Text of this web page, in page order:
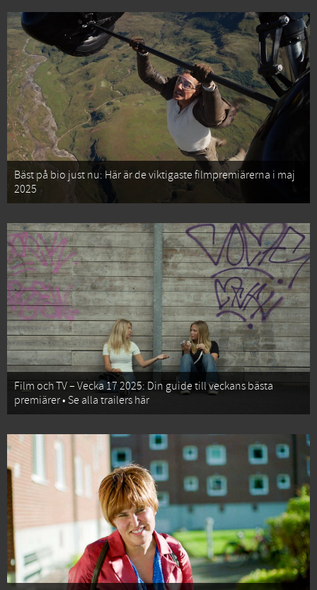
Bäst på bio just nu: Här är de viktigaste filmpremiärerna i maj
2025
Film och TV – Vecka 17 2025: Din guide till veckans bästa
premiärer • Se alla trailers här